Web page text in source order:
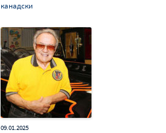
канадски
09.01.2025